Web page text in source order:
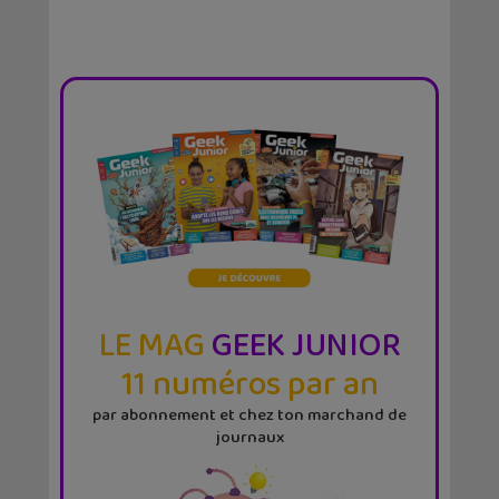
LE MAGGEEK JUNIOR
11 numéros par an
par abonnement et chez ton marchand de
journaux